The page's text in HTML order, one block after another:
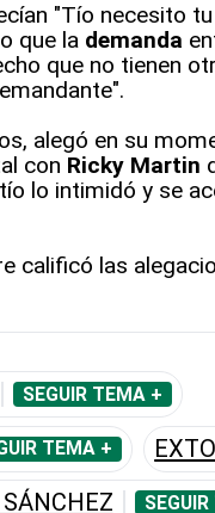
"Tío necesito
que la demanda
que no tienen
alegó en su
con Ricky Martin
lo intimidó y se
calificó las
SEGUIR TEMA +
TEMA +